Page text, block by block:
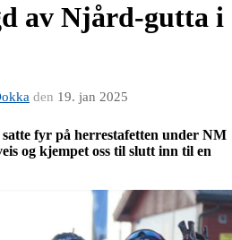
av Njård-gutta i
den 19. jan 2025
fyr på herrestafetten under NM
og kjempet oss til slutt inn til en